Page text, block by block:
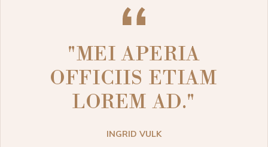
"MEI APERIA
OFFICIIS ETIAM
LOREM AD."
INGRID VULK